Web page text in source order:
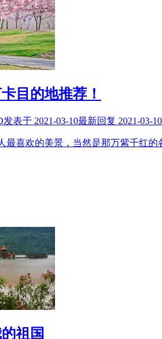
目的地推荐！
发表于 2021-03-10最新回复 2021-03-10
最喜欢的美景，当然是那万紫千红
祖国